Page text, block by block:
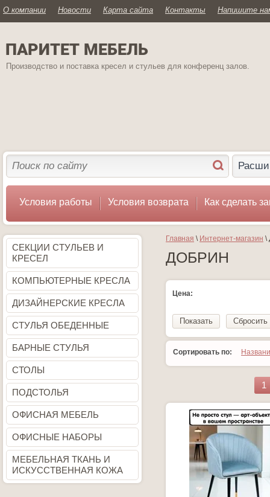
О компании Новости Карта сайта Контакты Напишите
ПАРИТЕТ МЕБЕЛЬ
Производство и поставка кресел и стульев для конференц залов.
Условия работы Условия возврата Как сделать
СЕКЦИИ СТУЛЬЕВ И
КРЕСЕЛ
КОМПЬЮТЕРНЫЕ КРЕСЛА
ДИЗАЙНЕРСКИЕ КРЕСЛА
СТУЛЬЯ ОБЕДЕННЫЕ
БАРНЫЕ СТУЛЬЯ
СТОЛЫ
ПОДСТОЛЬЯ
ОФИСНАЯ МЕБЕЛЬ
ОФИСНЫЕ НАБОРЫ
МЕБЕЛЬНАЯ ТКАНЬ И
ИСКУССТВЕННАЯ КОЖА
Главная \ Интернет-магазин \
ДОБРИН
Цена:
Показать
Сортировать по:
1